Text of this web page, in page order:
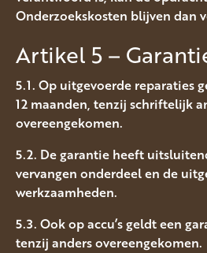
Onderzoekskosten blijven dan
Artikel 5 –
5.1. Op uitgevoerde reparaties
12 maanden, tenzij schriftelijk
overeengekomen.
5.2. De garantie heeft
vervangen onderdeel en de
werkzaamheden.
5.3. Ook op accu’s geldt een
tenzij anders overeengekomen.